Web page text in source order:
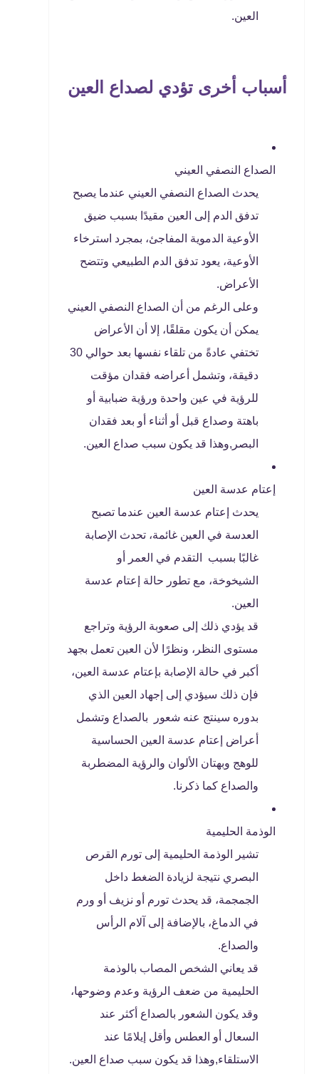
العين.
أسباب أخرى تؤدي لصداع العين
الصداع النصفي العيني
يحدث الصداع النصفي العيني عندما يصبح
تدفق الدم إلى العين مقيدًا بسبب ضيق
الأوعية الدموية المفاجئ، بمجرد استرخاء
الأوعية، يعود تدفق الدم الطبيعي وتتضح
الأعراض.
وعلى الرغم من أن الصداع النصفي العيني
يمكن أن يكون مقلقًا، إلا أن الأعراض
تختفي عادةً من تلقاء نفسها بعد حوالي 30
دقيقة، وتشمل أعراضه فقدان مؤقت
للرؤية في عين واحدة ورؤية ضبابية أو
باهتة وصداع قبل أو أثناء أو بعد فقدان
البصر,وهذا قد يكون سبب صداع العين.
إعتام عدسة العين
يحدث إعتام عدسة العين عندما تصبح
العدسة في العين غائمة، تحدث الإصابة
غالبًا بسبب التقدم في العمر أو
الشيخوخة، مع تطور حالة إعتام عدسة
العين.
قد يؤدي ذلك إلى صعوبة الرؤية وتراجع
مستوى النظر، ونظرًا لأن العين تعمل بجهد
أكبر في حالة الإصابة بإعتام عدسة العين،
فإن ذلك سيؤدي إلى إجهاد العين الذي
بدوره سينتج عنه شعور بالصداع وتشمل
أعراض إعتام عدسة العين الحساسية
للوهج وبهتان الألوان والرؤية المضطربة
والصداع كما ذكرنا.
الوذمة الحليمية
تشير الوذمة الحليمية إلى تورم القرص
البصري نتيجة لزيادة الضغط داخل
الجمجمة، قد يحدث تورم أو نزيف أو ورم
في الدماغ، بالإضافة إلى آلام الرأس
والصداع.
قد يعاني الشخص المصاب بالوذمة
الحليمية من ضعف الرؤية وعدم وضوحها،
وقد يكون الشعور بالصداع أكثر عند
السعال أو العطس وأقل إيلامًا عند
الاستلقاء,وهذا قد يكون سبب صداع العين.